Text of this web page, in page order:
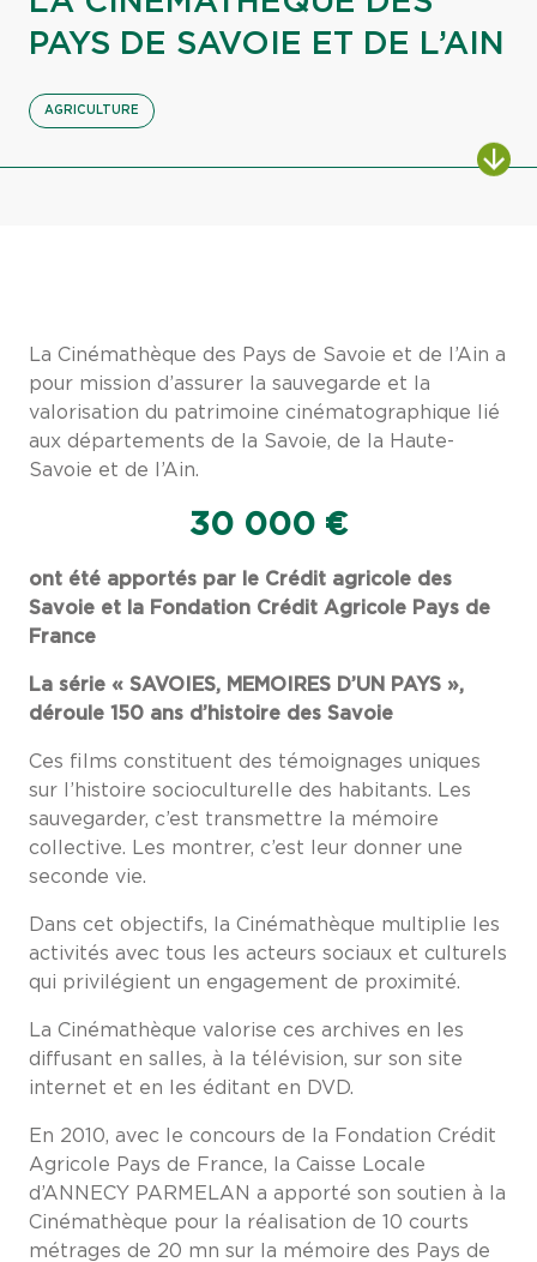
PAYS DE SAVOIE ET DE L’AIN
AGRICULTURE
La Cinémathèque des Pays de Savoie et de l’Ain a
pour mission d’assurer la sauvegarde et la
valorisation du patrimoine cinématographique lié
aux départements de la Savoie, de la Haute-
Savoie et de l’Ain.
30 000 €
ont été apportés par le Crédit agricole des
Savoie et la Fondation Crédit Agricole Pays de
France
La série « SAVOIES, MEMOIRES D’UN PAYS »,
déroule 150 ans d’histoire des Savoie
Ces films constituent des témoignages uniques
sur l’histoire socioculturelle des habitants. Les
sauvegarder, c’est transmettre la mémoire
collective. Les montrer, c’est leur donner une
seconde vie.
Dans cet objectifs, la Cinémathèque multiplie les
activités avec tous les acteurs sociaux et culturels
qui privilégient un engagement de proximité.
La Cinémathèque valorise ces archives en les
diffusant en salles, à la télévision, sur son site
internet et en les éditant en DVD.
En 2010, avec le concours de la Fondation Crédit
Agricole Pays de France, la Caisse Locale
d’ANNECY PARMELAN a apporté son soutien à la
Cinémathèque pour la réalisation de 10 courts
métrages de 20 mn sur la mémoire des Pays de